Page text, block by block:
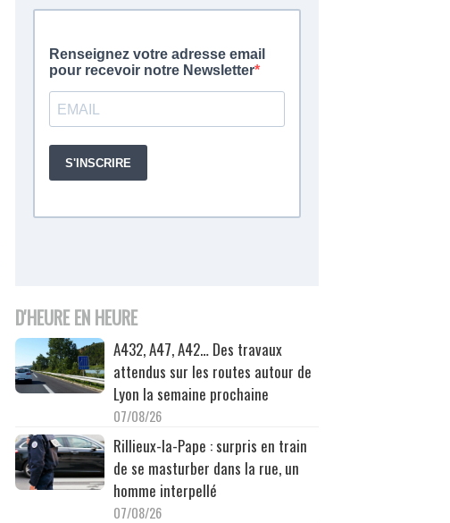
D'HEURE EN HEURE
A432, A47, A42… Des travaux
attendus sur les routes autour de
Lyon la semaine prochaine
07/08/26
Rillieux-la-Pape : surpris en train
de se masturber dans la rue, un
homme interpellé
07/08/26